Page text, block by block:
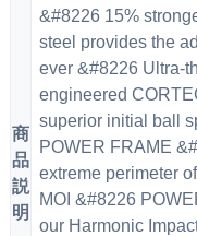
商
品
説
明
&#8226 15%
steel provides the
ever &#8226 Ultra-
engineered
superior initial ball
POWER FRAME
extreme perimeter
MOI &#8226
our Harmonic